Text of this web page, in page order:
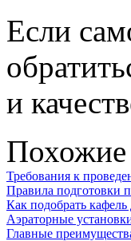
Если
и
Похожие
Требования к
Правила подготовки
Как подобрать
Аэраторные
Главные